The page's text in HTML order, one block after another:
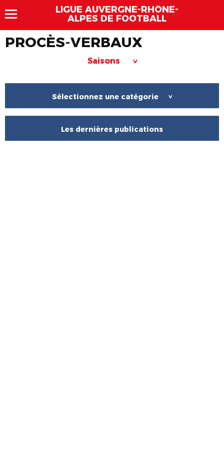
LIGUE AUVERGNE-RHÔNE-
ALPES DE FOOTBALL
PROCÈS-VERBAUX
Saisons >
Sélectionnez une catégorie >
Les dernières publications